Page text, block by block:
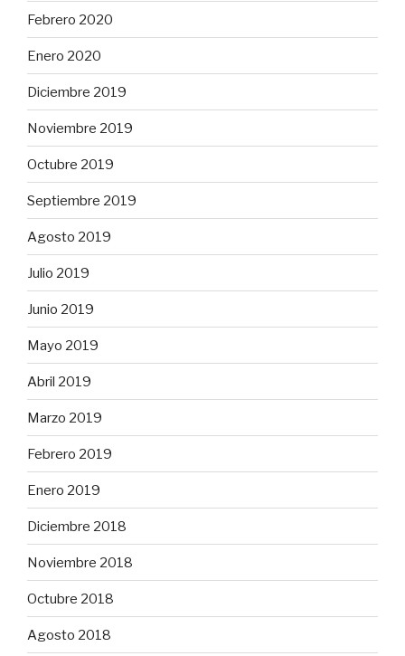
Febrero 2020
Enero 2020
Diciembre 2019
Noviembre 2019
Octubre 2019
Septiembre 2019
Agosto 2019
Julio 2019
Junio 2019
Mayo 2019
Abril 2019
Marzo 2019
Febrero 2019
Enero 2019
Diciembre 2018
Noviembre 2018
Octubre 2018
Agosto 2018